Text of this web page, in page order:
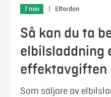
7 min Elfordon
Så kan du ta
elbilsladdning
effektavgiften
Som säljare av